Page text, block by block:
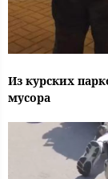
Из курских
мусора